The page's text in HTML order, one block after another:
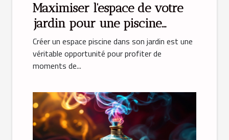
Maximiser l'espace de votre
jardin pour une piscine
parfaite
Créer un espace piscine dans son jardin est une
véritable opportunité pour profiter de
moments de...